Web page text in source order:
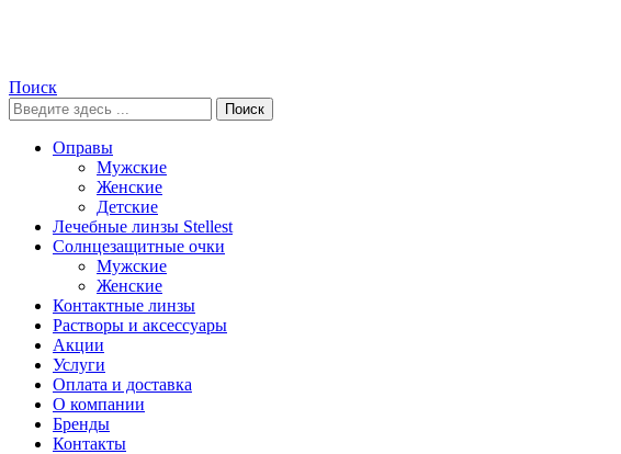
Поиск
Поиск
Оправы
Мужские
Женские
Детские
Лечебные линзы Stellest
Солнцезащитные очки
Мужские
Женские
Контактные линзы
Растворы и аксессуары
Акции
Услуги
Оплата и доставка
О компании
Бренды
Контакты